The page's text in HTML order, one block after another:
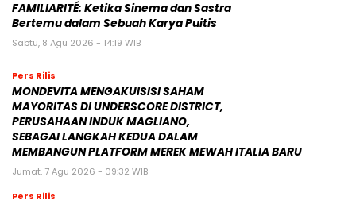
FAMILIARITÉ: Ketika Sinema dan Sastra
Bertemu dalam Sebuah Karya Puitis
Sabtu, 8 Agu 2026 - 14:19 WIB
Pers Rilis
MONDEVITA MENGAKUISISI SAHAM
MAYORITAS DI UNDERSCORE DISTRICT,
PERUSAHAAN INDUK MAGLIANO,
SEBAGAI LANGKAH KEDUA DALAM
MEMBANGUN PLATFORM MEREK MEWAH ITALIA BARU
Jumat, 7 Agu 2026 - 09:32 WIB
Pers Rilis